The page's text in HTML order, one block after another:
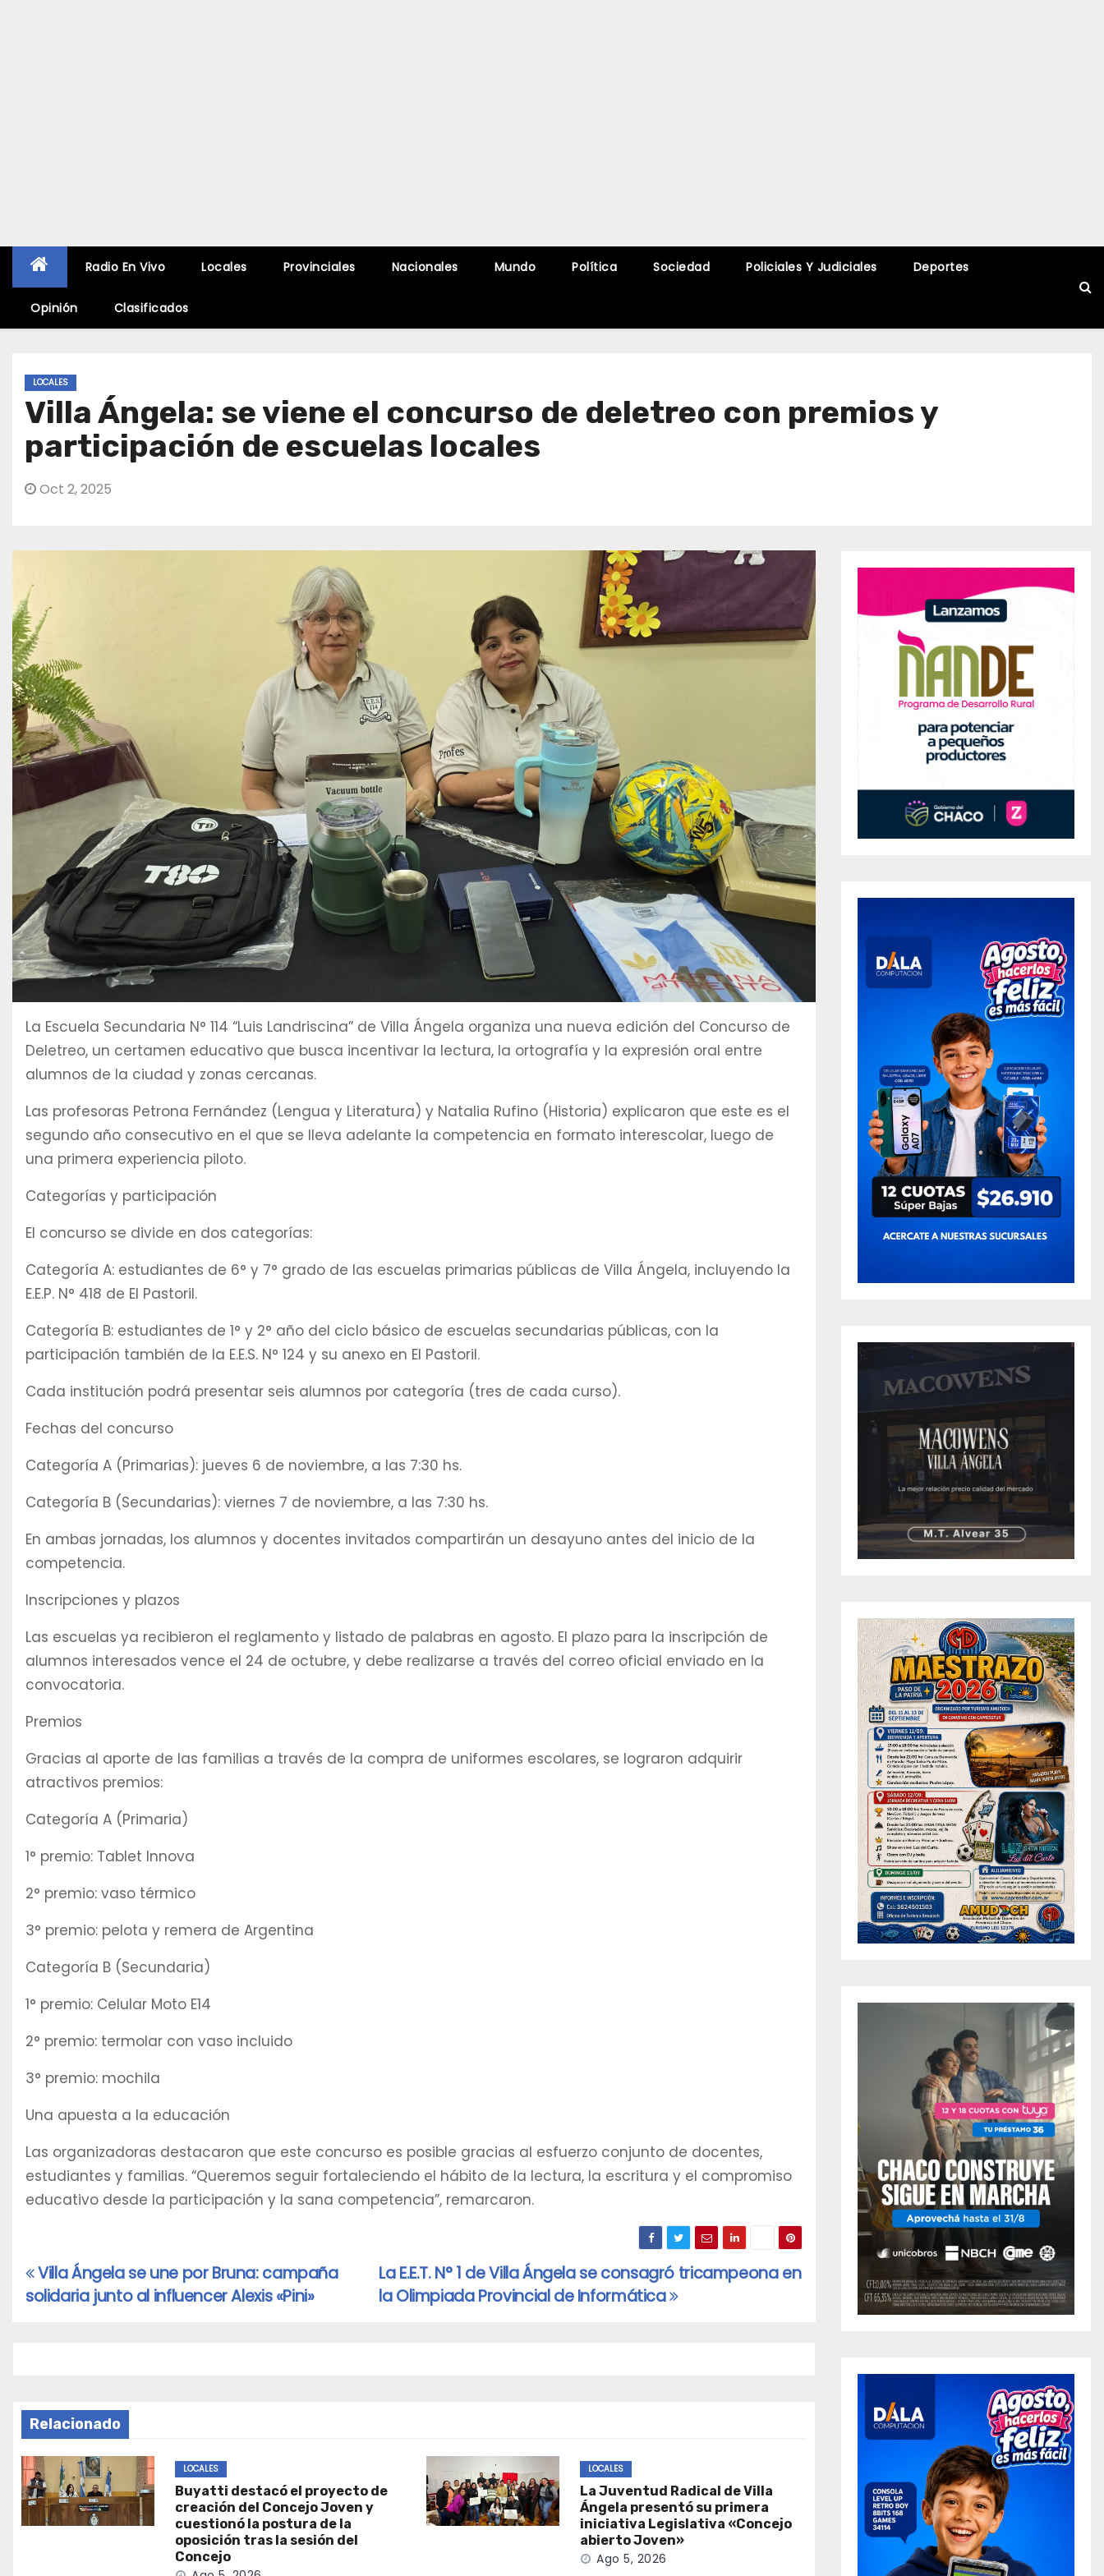
Radio En Vivo Locales Provinciales Nacionales Mundo Política Sociedad Policiales Y Judiciales Deportes
Opinión Clasificados
LOCALES
Villa Ángela: se viene el concurso de deletreo con premios y
participación de escuelas locales
Oct 2, 2025
La Escuela Secundaria N° 114 “Luis Landriscina” de Villa Ángela organiza una nueva edición del Concurso de
Deletreo, un certamen educativo que busca incentivar la lectura, la ortografía y la expresión oral entre
alumnos de la ciudad y zonas cercanas.
Las profesoras Petrona Fernández (Lengua y Literatura) y Natalia Rufino (Historia) explicaron que este es el
segundo año consecutivo en el que se lleva adelante la competencia en formato interescolar, luego de
una primera experiencia piloto.
Categorías y participación
El concurso se divide en dos categorías:
Categoría A: estudiantes de 6° y 7° grado de las escuelas primarias públicas de Villa Ángela, incluyendo la
E.E.P. N° 418 de El Pastoril.
Categoría B: estudiantes de 1° y 2° año del ciclo básico de escuelas secundarias públicas, con la
participación también de la E.E.S. N° 124 y su anexo en El Pastoril.
Cada institución podrá presentar seis alumnos por categoría (tres de cada curso).
Fechas del concurso
Categoría A (Primarias): jueves 6 de noviembre, a las 7:30 hs.
Categoría B (Secundarias): viernes 7 de noviembre, a las 7:30 hs.
En ambas jornadas, los alumnos y docentes invitados compartirán un desayuno antes del inicio de la
competencia.
Inscripciones y plazos
Las escuelas ya recibieron el reglamento y listado de palabras en agosto. El plazo para la inscripción de
alumnos interesados vence el 24 de octubre, y debe realizarse a través del correo oficial enviado en la
convocatoria.
Premios
Gracias al aporte de las familias a través de la compra de uniformes escolares, se lograron adquirir
atractivos premios:
Categoría A (Primaria)
1° premio: Tablet Innova
2° premio: vaso térmico
3° premio: pelota y remera de Argentina
Categoría B (Secundaria)
1° premio: Celular Moto E14
2° premio: termolar con vaso incluido
3° premio: mochila
Una apuesta a la educación
Las organizadoras destacaron que este concurso es posible gracias al esfuerzo conjunto de docentes,
estudiantes y familias. “Queremos seguir fortaleciendo el hábito de la lectura, la escritura y el compromiso
educativo desde la participación y la sana competencia”, remarcaron.
Navegación
de
La E.E.T. N° 1 de Villa Ángela se consagró tricampeona en
la Olimpiada Provincial de Informática
Villa Ángela se une por Bruna: campaña
solidaria junto al influencer Alexis «Pini»
Relacionado
LOCALES
Buyatti destacó el proyecto de
creación del Concejo Joven y
cuestionó la postura de la
oposición tras la sesión del
Concejo
LOCALES
La Juventud Radical de Villa
Ángela presentó su primera
iniciativa Legislativa «Concejo
abierto Joven»
Ago 5, 2026